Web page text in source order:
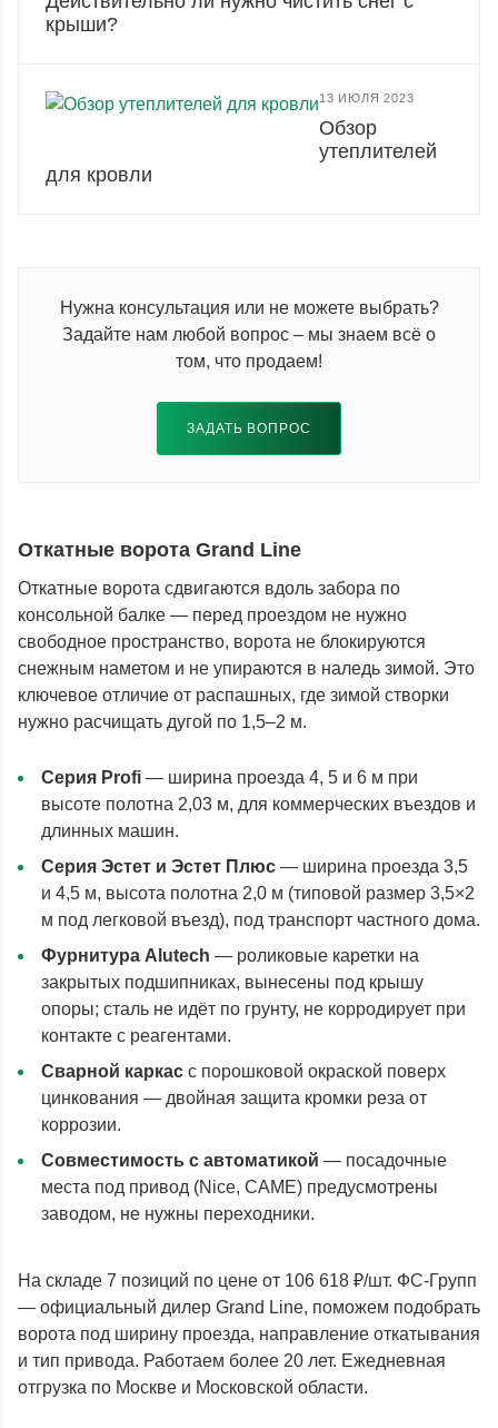
крыши?
13 ИЮЛЯ 2023
Обзор
утеплителей
для кровли
Нужна консультация или не можете выбрать?
Задайте нам любой вопрос – мы знаем всё о
том, что продаем!
ЗАДАТЬ ВОПРОС
Откатные ворота Grand Line
Откатные ворота сдвигаются вдоль забора по
консольной балке — перед проездом не нужно
свободное пространство, ворота не блокируются
снежным наметом и не упираются в наледь зимой. Это
ключевое отличие от распашных, где зимой створки
нужно расчищать дугой по 1,5–2 м.
Серия Profi — ширина проезда 4, 5 и 6 м при
высоте полотна 2,03 м, для коммерческих въездов и
длинных машин.
Серия Эстет и Эстет Плюс — ширина проезда 3,5
и 4,5 м, высота полотна 2,0 м (типовой размер 3,5×2
м под легковой въезд), под транспорт частного дома.
Фурнитура Alutech — роликовые каретки на
закрытых подшипниках, вынесены под крышу
опоры; сталь не идёт по грунту, не корродирует при
контакте с реагентами.
Сварной каркас с порошковой окраской поверх
цинкования — двойная защита кромки реза от
коррозии.
Совместимость с автоматикой — посадочные
места под привод (Nice, CAME) предусмотрены
заводом, не нужны переходники.
На складе 7 позиций по цене от 106 618 ₽/шт. ФС-Групп
— официальный дилер Grand Line, поможем подобрать
ворота под ширину проезда, направление откатывания
и тип привода. Работаем более 20 лет. Ежедневная
отгрузка по Москве и Московской области.